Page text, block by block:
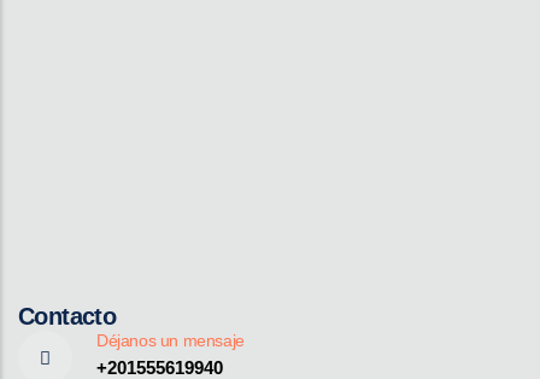
Contacto
Déjanos un mensaje
+201555619940